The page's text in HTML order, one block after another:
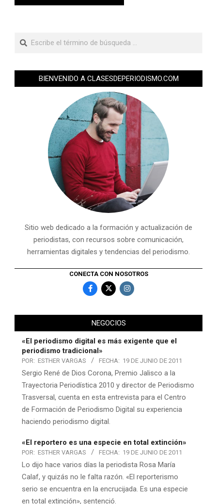
BIENVENIDO A CLASESDEPERIODISMO.COM
Sitio web dedicado a la formación y actualización de
periodistas, con recursos sobre comunicación,
herramientas digitales y tendencias del periodismo.
CONECTA CON NOSOTROS
NEGOCIOS
«El periodismo digital es más exigente que el
periodismo tradicional»
POR: ESTHER VARGAS FECHA: 19 DE JUNIO DE 2011
Sergio René de Dios Corona, Premio Jalisco a la
Trayectoria Periodística 2010 y director de Periodismo
Trasversal, cuenta en esta entrevista para el Centro
de Formación de Periodismo Digital su experiencia
haciendo periodismo digital.
«El reportero es una especie en total extinción»
POR: ESTHER VARGAS FECHA: 19 DE JUNIO DE 2011
Lo dijo hace varios días la periodista Rosa María
Calaf, y quizás no le falta razón. «El reporterismo
serio se encuentra en la encrucijada. Es una especie
en total extinción», sentenció.